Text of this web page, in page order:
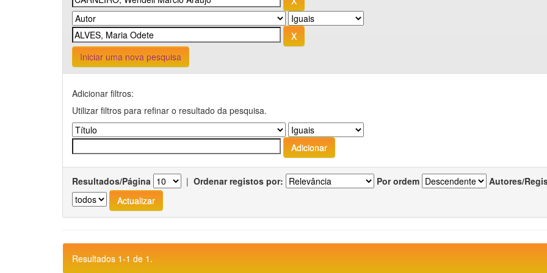
Iniciar uma nova pesquisa
Adicionar filtros:
Utilizar filtros para refinar o resultado da pesquisa.
Resultados/Página | Ordenar registos por: Por ordem Autores/
Resultados 1-1 de 1.